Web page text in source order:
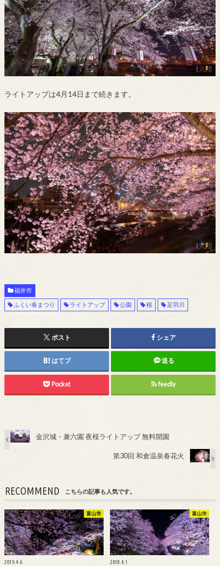
ライトアップは4月14日まで続きます。
福井市
ふくい春まつり
ライトアップ 公園 桜 足羽川
ポスト シェア
はてブ 送る
Pocket feedly
金沢城・兼六園 夜桜ライトアップ 無料開園
第30回 和倉温泉春花火
RECOMMEND こちらの記事も人気です。
富山市
2019.4.6
富山市
2018.4.1